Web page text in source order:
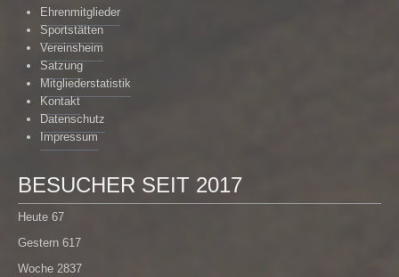
Ehrenmitglieder
Sportstätten
Vereinsheim
Satzung
Mitgliederstatistik
Kontakt
Datenschutz
Impressum
BESUCHER SEIT 2017
Heute 67
Gestern 617
Woche 2837